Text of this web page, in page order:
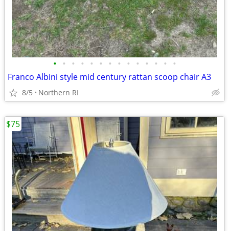
• • • • • • • • • • • • • •
Franco Albini style mid century rattan scoop chair A3
8/5 Northern RI
$75